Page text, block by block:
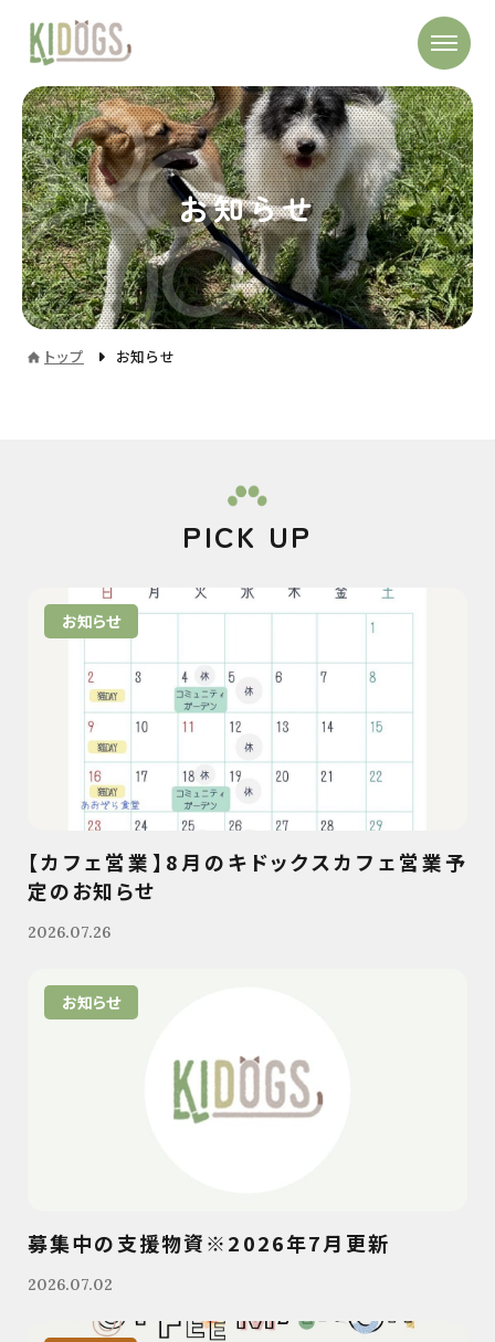
お知らせ
トップ お知らせ
PICK UP
お知らせ
【カフェ営業】8月のキドックスカフェ営業予
定のお知らせ
2026.07.26
お知らせ
募集中の支援物資※2026年7月更新
2026.07.02